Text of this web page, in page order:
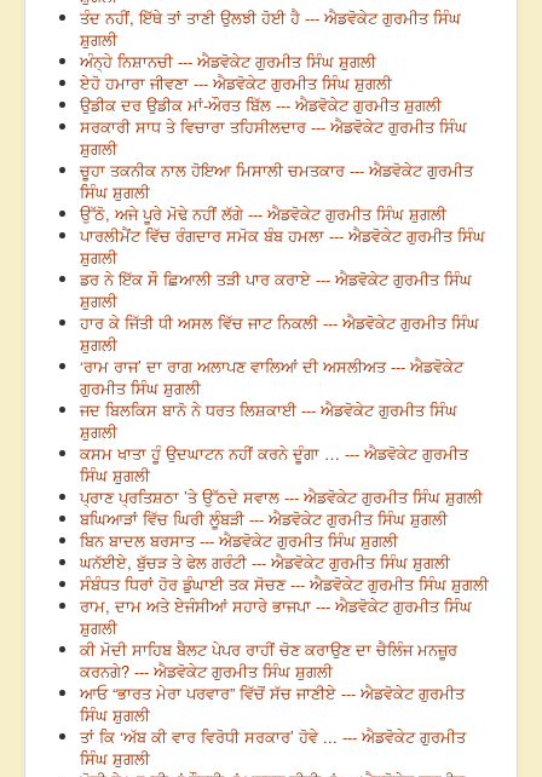
ਤੰਦ ਨਹੀਂ, ਇੱਥੇ ਤਾਂ ਤਾਣੀ ਉਲਝੀ ਹੋਈ ਹੈ --- ਐਡਵੋਕੇਟ ਗੁਰਮੀਤ ਸਿੰਘ
ਸ਼ੁਗਲੀ
ਅੰਨ੍ਹੇ ਨਿਸ਼ਾਨਚੀ --- ਐਡਵੋਕੇਟ ਗੁਰਮੀਤ ਸਿੰਘ ਸ਼ੁਗਲੀ
ਏਹੋ ਹਮਾਰਾ ਜੀਵਣਾ --- ਐਡਵੋਕੇਟ ਗੁਰਮੀਤ ਸਿੰਘ ਸ਼ੁਗਲੀ
ਉਡੀਕ ਦਰ ਉਡੀਕ ਮਾਂ-ਔਰਤ ਬਿੱਲ --- ਐਡਵੋਕੇਟ ਗੁਰਮੀਤ ਸ਼ੁਗਲੀ
ਸਰਕਾਰੀ ਸਾਧ ਤੇ ਵਿਚਾਰਾ ਤਹਿਸੀਲਦਾਰ --- ਐਡਵੋਕੇਟ ਗੁਰਮੀਤ ਸਿੰਘ
ਸ਼ੁਗਲੀ
ਚੂਹਾ ਤਕਨੀਕ ਨਾਲ ਹੋਇਆ ਮਿਸਾਲੀ ਚਮਤਕਾਰ --- ਐਡਵੋਕੇਟ ਗੁਰਮੀਤ
ਸਿੰਘ ਸ਼ੁਗਲੀ
ਉੱਠੋ, ਅਜੇ ਪੂਰੇ ਮੋਢੇ ਨਹੀਂ ਲੱਗੇ --- ਐਡਵੋਕੇਟ ਗੁਰਮੀਤ ਸਿੰਘ ਸ਼ੁਗਲੀ
ਪਾਰਲੀਮੈਂਟ ਵਿੱਚ ਰੰਗਦਾਰ ਸਮੋਕ ਬੰਬ ਹਮਲਾ --- ਐਡਵੋਕੇਟ ਗੁਰਮੀਤ ਸਿੰਘ
ਸ਼ੁਗਲੀ
ਡਰ ਨੇ ਇੱਕ ਸੌ ਛਿਆਲੀ ਤੜੀ ਪਾਰ ਕਰਾਏ --- ਐਡਵੋਕੇਟ ਗੁਰਮੀਤ ਸਿੰਘ
ਸ਼ੁਗਲੀ
ਹਾਰ ਕੇ ਜਿੱਤੀ ਧੀ ਅਸਲ ਵਿੱਚ ਜਾਟ ਨਿਕਲੀ --- ਐਡਵੋਕੇਟ ਗੁਰਮੀਤ ਸਿੰਘ
ਸ਼ੁਗਲੀ
‘ਰਾਮ ਰਾਜ’ ਦਾ ਰਾਗ ਅਲਾਪਣ ਵਾਲਿਆਂ ਦੀ ਅਸਲੀਅਤ --- ਐਡਵੋਕੇਟ
ਗੁਰਮੀਤ ਸਿੰਘ ਸ਼ੁਗਲੀ
ਜਦ ਬਿਲਕਿਸ ਬਾਨੋ ਨੇ ਧਰਤ ਲਿਸ਼ਕਾਈ --- ਐਡਵੋਕੇਟ ਗੁਰਮੀਤ ਸਿੰਘ
ਸ਼ੁਗਲੀ
ਕਸਮ ਖਾਤਾ ਹੂੰ ਉਦਘਾਟਨ ਨਹੀਂ ਕਰਨੇ ਦੂੰਗਾ … --- ਐਡਵੋਕੇਟ ਗੁਰਮੀਤ
ਸਿੰਘ ਸ਼ੁਗਲੀ
ਪ੍ਰਾਣ ਪ੍ਰਤਿਸ਼ਠਾ ’ਤੇ ਉੱਠਦੇ ਸਵਾਲ --- ਐਡਵੋਕੇਟ ਗੁਰਮੀਤ ਸਿੰਘ ਸ਼ੁਗਲੀ
ਬਘਿਆੜਾਂ ਵਿੱਚ ਘਿਰੀ ਲੂੰਬੜੀ --- ਐਡਵੋਕੇਟ ਗੁਰਮੀਤ ਸਿੰਘ ਸ਼ੁਗਲੀ
ਬਿਨ ਬਾਦਲ ਬਰਸਾਤ --- ਐਡਵੋਕੇਟ ਗੁਰਮੀਤ ਸਿੰਘ ਸ਼ੁਗਲੀ
ਘਨੱਈਏ, ਬੁੱਚੜ ਤੇ ਫੇਲ ਗਰੰਟੀ --- ਐਡਵੋਕੇਟ ਗੁਰਮੀਤ ਸਿੰਘ ਸ਼ੁਗਲੀ
ਸੰਬੰਧਤ ਧਿਰਾਂ ਹੋਰ ਡੁੰਘਾਈ ਤਕ ਸੋਚਣ --- ਐਡਵੋਕੇਟ ਗੁਰਮੀਤ ਸਿੰਘ ਸ਼ੁਗਲੀ
ਰਾਮ, ਦਾਮ ਅਤੇ ਏਜੰਸੀਆਂ ਸਹਾਰੇ ਭਾਜਪਾ --- ਐਡਵੋਕੇਟ ਗੁਰਮੀਤ ਸਿੰਘ
ਸ਼ੁਗਲੀ
ਕੀ ਮੋਦੀ ਸਾਹਿਬ ਬੈਲਟ ਪੇਪਰ ਰਾਹੀਂ ਚੋਣ ਕਰਾਉਣ ਦਾ ਚੈਲਿੰਜ ਮਨਜ਼ੂਰ
ਕਰਨਗੇ? --- ਐਡਵੋਕੇਟ ਗੁਰਮੀਤ ਸਿੰਘ ਸ਼ੁਗਲੀ
ਆਓ “ਭਾਰਤ ਮੇਰਾ ਪਰਵਾਰ” ਵਿੱਚੋਂ ਸੱਚ ਜਾਣੀਏ --- ਐਡਵੋਕੇਟ ਗੁਰਮੀਤ
ਸਿੰਘ ਸ਼ੁਗਲੀ
ਤਾਂ ਕਿ ‘ਅੱਬ ਕੀ ਵਾਰ ਵਿਰੋਧੀ ਸਰਕਾਰ’ ਹੋਵੇ ... --- ਐਡਵੋਕੇਟ ਗੁਰਮੀਤ
ਸਿੰਘ ਸ਼ੁਗਲੀ